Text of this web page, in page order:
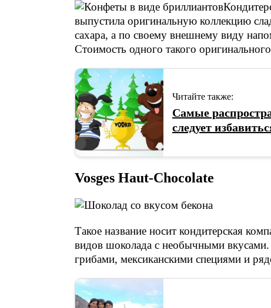
выпустила оригинальную коллекцию
сахара, а по своему внешнему виду
Стоимость одного такого
Читайте также:
Самые
следует
Vosges Haut-Chocolate
Такое название носит кондитерская
видов шоколада с необычными
грибами, мексиканскими специями и